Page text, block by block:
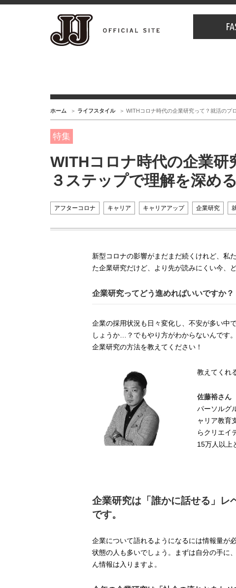
ホーム ライフスタイル WITHコロナ時代の企業研究って？就活のプ
特集
WITHコロナ時代の企業研
３ステップで理解を深め
アフターコロナ キャリア キャリアアップ 企業研究
新型コロナの影響がまだまだ続くけれど、私
た企業研究だけど、より先が読みにくい今、
企業研究ってどう進めればいいですか？
企業の採用状況も日々変化し、不安が多い中
しょうか…？でもやり方がわからないんです
企業研究の方法を教えてください！
教えてくれ
佐藤裕さん
パーソルグ
ャリア教育
らクリエイ
15万人以上
企業研究は「誰かに話せる」レ
です。
企業について語れるようになるには情報量が
状態の人も多いでしょう。まずは自分の手に
ん情報は入りますよ。
【
用
棒
コ
徹
フ